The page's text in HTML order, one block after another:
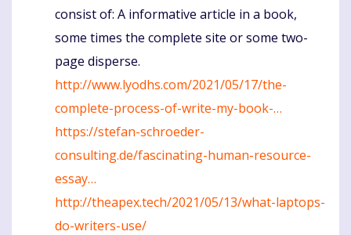
consist of: A informative article in a book,
some times the complete site or some two-
page disperse.
http://www.lyodhs.com/2021/05/17/the-
complete-process-of-write-my-book-…
https://stefan-schroeder-
consulting.de/fascinating-human-resource-
essay…
http://theapex.tech/2021/05/13/what-laptops-
do-writers-use/